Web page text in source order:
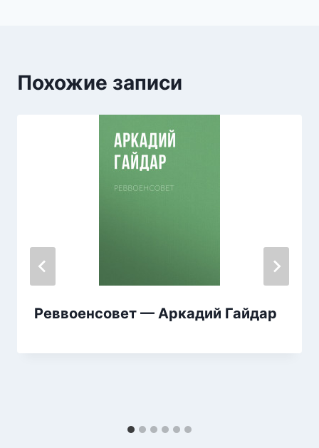
Похожие записи
Реввоенсовет — Аркадий Гайдар